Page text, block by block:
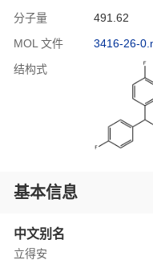
分子量
491.62
MOL 文件
3416-26-
结构式
基本信息
中文别名
立得安